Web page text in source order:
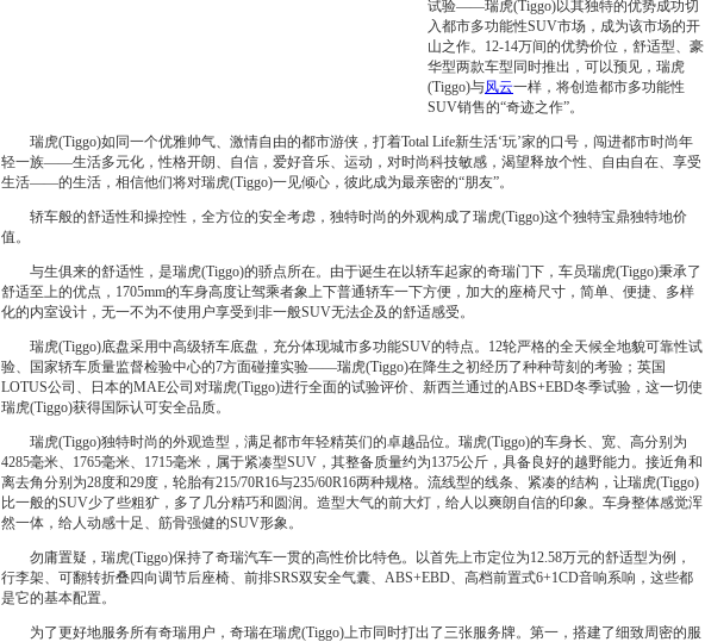
试验——瑞虎(Tiggo)以其独特的优势成功切
入都市多功能性SUV市场，成为该市场的开
山之作。12-14万间的优势价位，舒适型、豪
华型两款车型同时推出，可以预见，瑞虎
(Tiggo)与风云一样，将创造都市多功能性
SUV销售的“奇迹之作”。
瑞虎(Tiggo)如同一个优雅帅气、激情自由的都市游侠，打着Total Life新生活‘玩’家的口号，闯进都市时尚年
轻一族——生活多元化，性格开朗、自信，爱好音乐、运动，对时尚科技敏感，渴望释放个性、自由自在、享受
生活——的生活，相信他们将对瑞虎(Tiggo)一见倾心，彼此成为最亲密的“朋友”。
轿车般的舒适性和操控性，全方位的安全考虑，独特时尚的外观构成了瑞虎(Tiggo)这个独特宝鼎独特地价
值。
与生俱来的舒适性，是瑞虎(Tiggo)的骄点所在。由于诞生在以轿车起家的奇瑞门下，车员瑞虎(Tiggo)秉承了
舒适至上的优点，1705mm的车身高度让驾乘者象上下普通轿车一下方便，加大的座椅尺寸，简单、便捷、多样
化的内室设计，无一不为不使用户享受到非一般SUV无法企及的舒适感受。
瑞虎(Tiggo)底盘采用中高级轿车底盘，充分体现城市多功能SUV的特点。12轮严格的全天候全地貌可靠性试
验、国家轿车质量监督检验中心的7方面碰撞实验——瑞虎(Tiggo)在降生之初经历了种种苛刻的考验；英国
LOTUS公司、日本的MAE公司对瑞虎(Tiggo)进行全面的试验评价、新西兰通过的ABS+EBD冬季试验，这一切使
瑞虎(Tiggo)获得国际认可安全品质。
瑞虎(Tiggo)独特时尚的外观造型，满足都市年轻精英们的卓越品位。瑞虎(Tiggo)的车身长、宽、高分别为
4285毫米、1765毫米、1715毫米，属于紧凑型SUV，其整备质量约为1375公斤，具备良好的越野能力。接近角和
离去角分别为28度和29度，轮胎有215/70R16与235/60R16两种规格。流线型的线条、紧凑的结构，让瑞虎(Tiggo)
比一般的SUV少了些粗犷，多了几分精巧和圆润。造型大气的前大灯，给人以爽朗自信的印象。车身整体感觉浑
然一体，给人动感十足、筋骨强健的SUV形象。
勿庸置疑，瑞虎(Tiggo)保持了奇瑞汽车一贯的高性价比特色。以首先上市定位为12.58万元的舒适型为例，
行李架、可翻转折叠四向调节后座椅、前排SRS双安全气囊、ABS+EBD、高档前置式6+1CD音响系响，这些都
是它的基本配置。
为了更好地服务所有奇瑞用户，奇瑞在瑞虎(Tiggo)上市同时打出了三张服务牌。第一，搭建了细致周密的服